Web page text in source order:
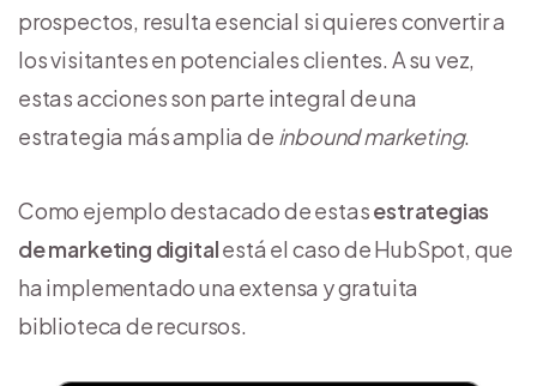
prospectos, resulta esencial si quieres convertir a
los visitantes en potenciales clientes. A su vez,
estas acciones son parte integral de una
estrategia más amplia de inbound marketing.
Como ejemplo destacado de estasestrategias
de marketing digitalestá el caso de HubSpot, que
ha implementado una extensa y gratuita
biblioteca de recursos.